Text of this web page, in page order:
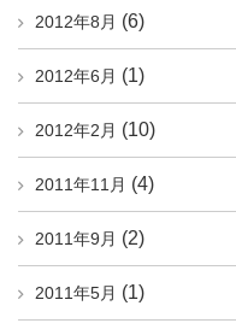
2012年8月 (6)
2012年6月 (1)
2012年2月 (10)
2011年11月 (4)
2011年9月 (2)
2011年5月 (1)